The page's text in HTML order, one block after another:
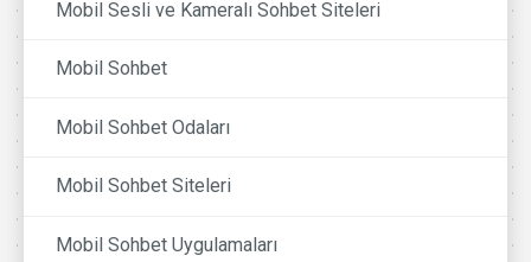
Mobil Sesli ve Kameralı Sohbet Siteleri
Mobil Sohbet
Mobil Sohbet Odaları
Mobil Sohbet Siteleri
Mobil Sohbet Uygulamaları